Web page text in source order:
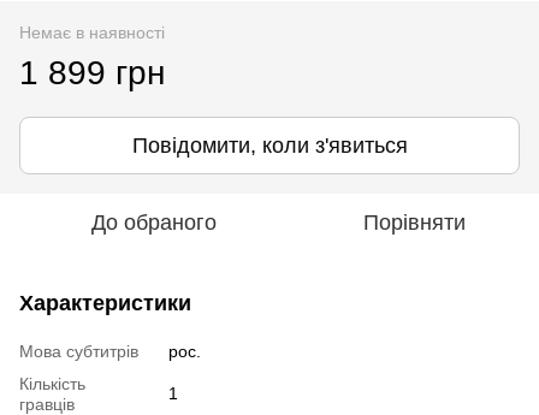
Немає в наявності
1 899 грн
Повідомити, коли з'явиться
До обраного Порівняти
Характеристики
Мова субтитрів
рос.
Кількість
гравців
1